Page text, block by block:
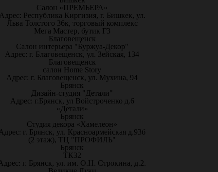
Салон «ПРЕМЬЕРА»
Республика Киргизия, г. Бишкек, ул.
Льва Толстого 36к, торговый комплекс
Мега Мастер, бутик Г3
Благовещенск
Салон интерьера "Буржуа-Декор"
Адрес: г. Благовещенск, ул. Зейская, 134
Благовещенск
салон Home Story
Адрес: г. Благовещенск, ул. Мухина, 94
Брянск
Дизайн-студия "Детали"
Адрес: г.Брянск, ул Войстроченко д.6
«Детали»
Брянск
Студия декора «Хамелеон»
г. Брянск, ул. Красноармейская д.93б
(2 этаж), ТЦ "ПРОФИЛЬ"
Брянск
ТК32
г. Брянск, ул. им. О.Н. Строкина, д.2.